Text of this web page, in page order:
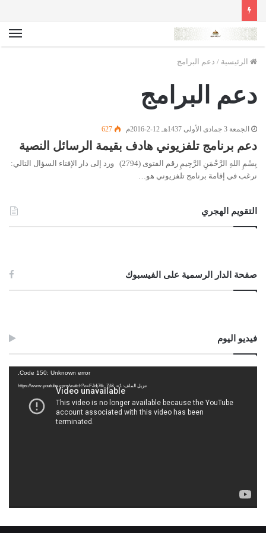
الرئيسية / دعم البرامج
دعم البرامج
الجمعة 3 جمادى الأولى 1437هـ 12-2-2016م 627
دعم برنامج تلفزيوني هادف بقيمة الرسائل النصية
بِسْمِ اللهِ الرَّحْمَنِ الرَّحِيمِ رقم الفتوى (2794) ورد إلى دار الإفتاء السؤال التالي:
نرغب في إقامة برنامج تلفزيوني هو…
التقويم الهجري
صفحة الدار الرسمية على الفيسبوك
فيديو اليوم
Code 150: Unknown error.
تنزيل الملف: https://www.youtube.com/watch?v=FJdj7tk_7jI&_=1